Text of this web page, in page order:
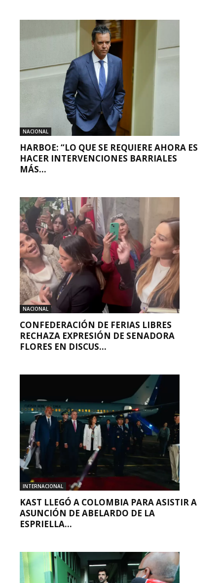
NACIONAL
HARBOE: “LO QUE SE REQUIERE AHORA ES
HACER INTERVENCIONES BARRIALES
MÁS...
NACIONAL
CONFEDERACIÓN DE FERIAS LIBRES
RECHAZA EXPRESIÓN DE SENADORA
FLORES EN DISCUS...
INTERNACIONAL
KAST LLEGÓ A COLOMBIA PARA ASISTIR A
ASUNCIÓN DE ABELARDO DE LA
ESPRIELLA...